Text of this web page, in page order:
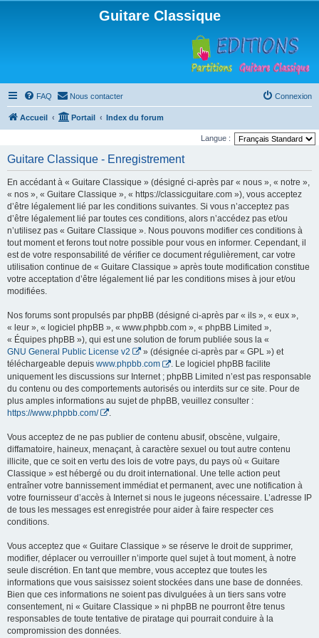
Guitare Classique
FAQ Nous contacter Connexion
Accueil Portail Index du forum
Langue :
Guitare Classique - Enregistrement
En accédant à « Guitare Classique » (désigné ci-après par « nous », « notre »,
« nos », « Guitare Classique », « https://classicguitare.com »), vous acceptez
d’être légalement lié par les conditions suivantes. Si vous n’acceptez pas
d’être légalement lié par toutes ces conditions, alors n’accédez pas et/ou
n’utilisez pas « Guitare Classique ». Nous pouvons modifier ces conditions à
tout moment et ferons tout notre possible pour vous en informer. Cependant, il
est de votre responsabilité de vérifier ce document régulièrement, car votre
utilisation continue de « Guitare Classique » après toute modification constitue
votre acceptation d’être légalement lié par les conditions mises à jour et/ou
modifiées.
Nos forums sont propulsés par phpBB (désigné ci-après par « ils », « eux »,
« leur », « logiciel phpBB », « www.phpbb.com », « phpBB Limited »,
« Équipes phpBB »), qui est une solution de forum publiée sous la «
GNU General Public License v2
» (désignée ci-après par « GPL ») et
téléchargeable depuis www.phpbb.com
. Le logiciel phpBB facilite
uniquement les discussions sur Internet ; phpBB Limited n’est pas responsable
du contenu ou des comportements autorisés ou interdits sur ce site. Pour de
plus amples informations au sujet de phpBB, veuillez consulter :
https://www.phpbb.com/
Vous acceptez de ne pas publier de contenu abusif, obscène, vulgaire,
diffamatoire, haineux, menaçant, à caractère sexuel ou tout autre contenu
illicite, que ce soit en vertu des lois de votre pays, du pays où « Guitare
Classique » est hébergé ou du droit international. Une telle action peut
entraîner votre bannissement immédiat et permanent, avec une notification à
votre fournisseur d’accès à Internet si nous le jugeons nécessaire. L’adresse IP
de tous les messages est enregistrée pour aider à faire respecter ces
conditions.
Vous acceptez que « Guitare Classique » se réserve le droit de supprimer,
modifier, déplacer ou verrouiller n’importe quel sujet à tout moment, à notre
seule discrétion. En tant que membre, vous acceptez que toutes les
informations que vous saisissez soient stockées dans une base de données.
Bien que ces informations ne soient pas divulguées à un tiers sans votre
consentement, ni « Guitare Classique » ni phpBB ne pourront être tenus
responsables de toute tentative de piratage qui pourrait conduire à la
compromission des données.